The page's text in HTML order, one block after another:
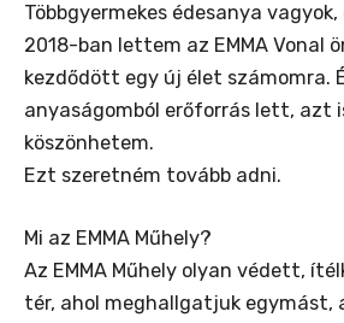
Többgyermekes édesanya
2018-ban lettem az EMMA Vonal
kezdődött egy új élet számomra.
anyaságomból erőforrás lett, azt
köszönhetem.
Ezt szeretném tovább adni.
Mi az EMMA Műhely?
Az EMMA Műhely olyan védett,
tér, ahol meghallgatjuk egymást,